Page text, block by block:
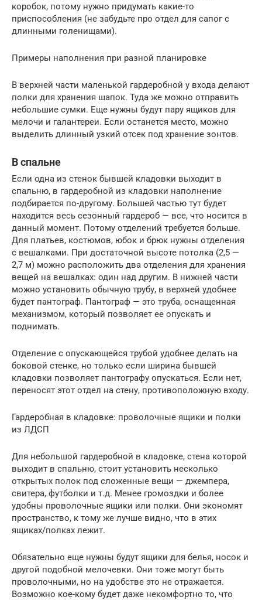
коробок, потому нужно придумать какие-то
приспособления (не забудьте про отдел для сапог с
длинными голенищами).
Примеры наполнения при разной планировке
В верхней части маленькой гардеробной у входа делают
полки для хранения шапок. Туда же можно отправить
небольшие сумки. Еще нужны будут пару ящиков для
мелочи и галантереи. Если останется место, можно
выделить длинный узкий отсек под хранение зонтов.
В спальне
Если одна из стенок бывшей кладовки выходит в
спальню, в гардеробной из кладовки наполнение
подбирается по-другому. Большей частью тут будет
находится весь сезонный гардероб — все, что носится в
данный момент. Потому отделений требуется больше.
Для платьев, костюмов, юбок и брюк нужны отделения
с вешалками. При достаточной высоте потолка (2,5 —
2,7 м) можно расположить два отделения для хранения
вещей на вешалках: один над другим. В нижней части
можно установить обычную трубу, в верхней удобнее
будет пантограф. Пантограф — это труба, оснащенная
механизмом, который позволяет ее опускать и
поднимать.
Отделение с опускающейся трубой удобнее делать на
боковой стенке, но только если ширина бывшей
кладовки позволяет пантографу опускаться. Если нет,
переносят этот отдел на стену, противоположную входу.
Гардеробная в кладовке: проволочные ящики и полки
из ЛДСП
Для небольшой гардеробной в кладовке, стена которой
выходит в спальню, стоит установить несколько
открытых полок под сложенные вещи — джемпера,
свитера, футболки и т.д. Менее громоздки и более
удобны проволочные ящики или полки. Они экономят
пространство, к тому же лучше видно, что в этих
ящиках/полках лежит.
Обязательно еще нужны будут ящики для белья, носок и
другой подобной мелочевки. Они тоже могут быть
проволочными, но на удобстве это не отражается.
Возможно кое-кому будет даже некомфортно то, что